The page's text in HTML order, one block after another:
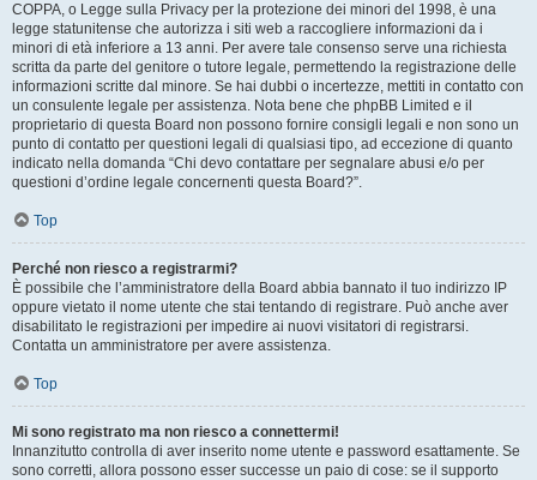
COPPA, o Legge sulla Privacy per la protezione dei minori del 1998, è una
legge statunitense che autorizza i siti web a raccogliere informazioni da i
minori di età inferiore a 13 anni. Per avere tale consenso serve una richiesta
scritta da parte del genitore o tutore legale, permettendo la registrazione delle
informazioni scritte dal minore. Se hai dubbi o incertezze, mettiti in contatto con
un consulente legale per assistenza. Nota bene che phpBB Limited e il
proprietario di questa Board non possono fornire consigli legali e non sono un
punto di contatto per questioni legali di qualsiasi tipo, ad eccezione di quanto
indicato nella domanda “Chi devo contattare per segnalare abusi e/o per
questioni d’ordine legale concernenti questa Board?”.
Top
Perché non riesco a registrarmi?
È possibile che l’amministratore della Board abbia bannato il tuo indirizzo IP
oppure vietato il nome utente che stai tentando di registrare. Può anche aver
disabilitato le registrazioni per impedire ai nuovi visitatori di registrarsi.
Contatta un amministratore per avere assistenza.
Top
Mi sono registrato ma non riesco a connettermi!
Innanzitutto controlla di aver inserito nome utente e password esattamente. Se
sono corretti, allora possono esser successe un paio di cose: se il supporto